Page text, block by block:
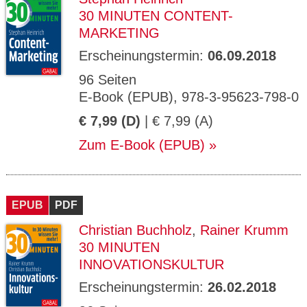
30 MINUTEN CONTENT-
MARKETING
Erscheinungstermin: 06.09.2018
96 Seiten
E-Book (EPUB), 978-3-95623-798-0
€ 7,99 (D) | € 7,99 (A)
Zum E-Book (EPUB)
EPUB PDF
Christian Buchholz, Rainer Krumm
30 MINUTEN
INNOVATIONSKULTUR
Erscheinungstermin: 26.02.2018
GV_CO
OKIES
Benutzers für Cookies auf der aktuellen
Domäne.